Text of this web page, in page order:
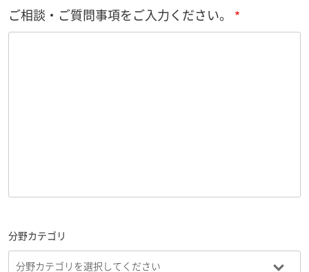
ご相談・ご質問事項をご入力ください。
分野カテゴリ